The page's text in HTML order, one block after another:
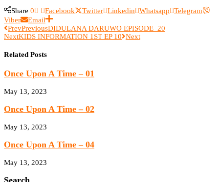
Share 0 Facebook Twitter Linkedin Whatsapp
Telegram
Viber
Email
PrevPreviousDIDULANA DARUWO EPISODE_20
NextKIDS INFORMATION 1ST EP 10 Next
Related Posts
Once Upon A Time – 01
May 13, 2023
Once Upon A Time – 02
May 13, 2023
Once Upon A Time – 04
May 13, 2023